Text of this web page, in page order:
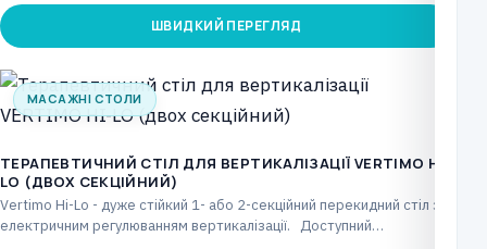
ШВИДКИЙ ПЕРЕГЛЯД
МАСАЖНІ СТОЛИ
ТЕРАПЕВТИЧНИЙ СТІЛ ДЛЯ ВЕРТИКАЛІЗАЦІЇ VERTIMO HI-
LO (ДВОХ СЕКЦІЙНИЙ)
Vertimo Hi-Lo - дуже стійкий 1- або 2-секційний перекидний стіл з
електричним регулюванням вертикалізації. Доступний…